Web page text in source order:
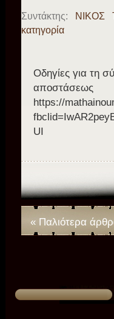
Συντάκτης: ΝΙΚΟΣ
κατηγορία
Οδηγίες για τη
https://
UI
« Παλιότερα